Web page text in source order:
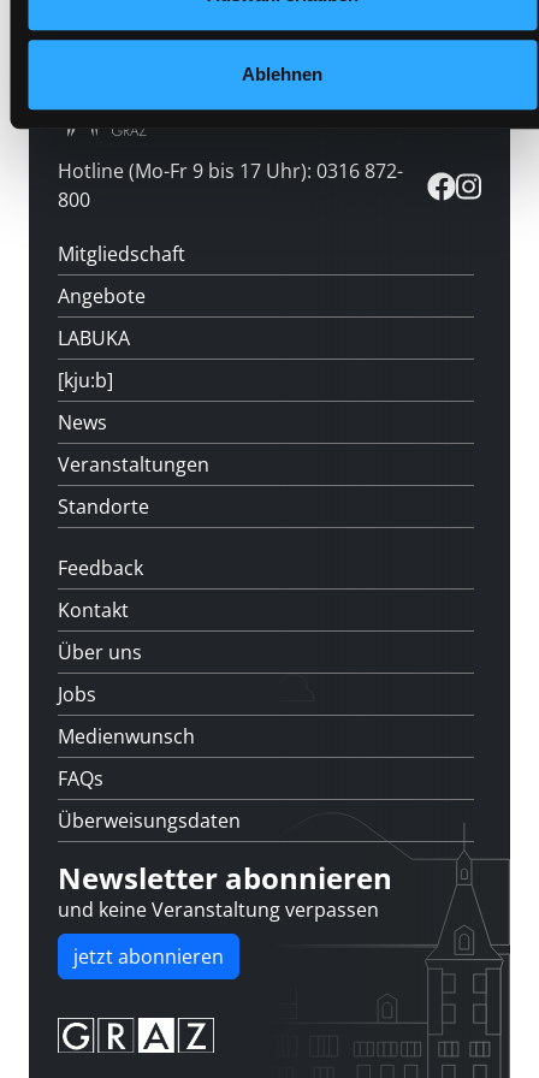
Ablehnen
Hotline (Mo-Fr 9 bis 17 Uhr): 0316 872-
800
Mitgliedschaft
Angebote
LABUKA
[kju:b]
News
Veranstaltungen
Standorte
Feedback
Kontakt
Über uns
Jobs
Medienwunsch
FAQs
Überweisungsdaten
Newsletter abonnieren
und keine Veranstaltung verpassen
jetzt abonnieren